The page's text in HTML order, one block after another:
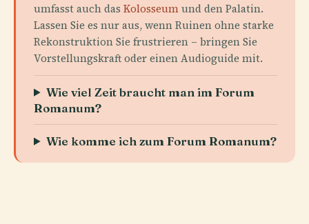
umfasst auch das Kolosseumund den Palatin.
Lassen Sie es nur aus, wenn Ruinen ohne starke
Rekonstruktion Sie frustrieren – bringen Sie
Vorstellungskraft oder einen Audioguide mit.
Wie viel Zeit braucht man im Forum
Romanum?
Wie komme ich zum Forum Romanum?